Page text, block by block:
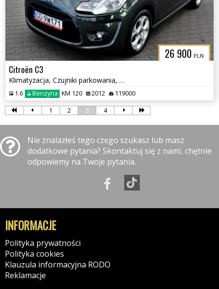
26 900 PLN
Citroën C3
Klimatyzacja, Czujniki parkowania, Automat, Panoramiczna szyba
1.6 Benzyna KM 120 2012 119000
1 2 3 4
Nie znalazłeś tego czego szukasz lub masz
dodatkowe pytania? Skontaktuj się z nami, chętnie
odpowiemy na Twoje pytania.
INFORMACJE
Polityka prywatności
Polityka cookies
Klauzula informacyjna RODO
Reklamacje